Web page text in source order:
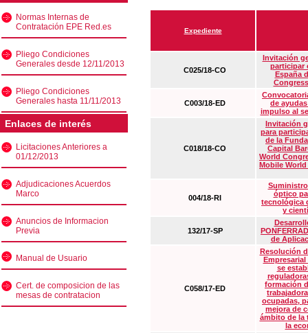
Normas Internas de
Contratación EPE Red.es
Pliego Condiciones
Generales desde 12/11/2013
Pliego Condiciones
Generales hasta 11/11/2013
Enlaces de interés
Licitaciones Anteriores a
01/12/2013
Adjudicaciones Acuerdos
Marco
Anuncios de Informacion
Previa
Manual de Usuario
Cert. de composicion de las
mesas de contratacion
Expediente
C025/18-CO
Invitación
participar
España
C003/18-ED
de
impulso al
C018/18-CO
Invitación
para
de la
Capital
World
Mobile
004/18-RI
óptico
tecnológica
y
132/17-SP
de
C058/17-ED
Resolución
Empresarial
se
formación
ocupadas,
mejora de
ámbito de la
la